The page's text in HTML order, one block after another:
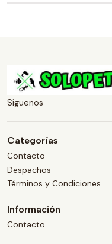
Síguenos
Categorías
Contacto
Despachos
Términos y Condiciones
Información
Contacto